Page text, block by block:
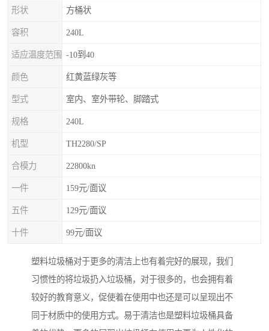
形状 方桶状
容积 240L
适应温度范围 -10到40
颜色 红黄蓝绿灰等
型式 室内、室外带轮、脚踏式
规格 240L
机型 TH2280/SP
合模力 22800kn
一件 159元/面议
五件 129元/面议
十件 99元/面议
塑料垃圾桶对于更多的清洁上也有着完好的展现，我们
习惯性的将垃圾扔入垃圾桶，对于很多的，也会拥有着
较好的教育意义，促使着在使用中也还是可以呈现出不
同于材质中的使用方式。易于清洁也是塑料垃圾桶具备